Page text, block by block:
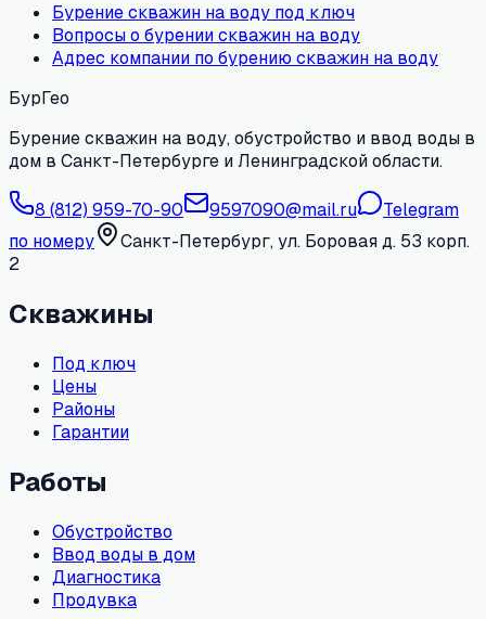
Бурение скважин на воду под ключ
Вопросы о бурении скважин на воду
Адрес компании по бурению скважин на воду
БурГео
Бурение скважин на воду, обустройство и ввод воды в
дом в Санкт-Петербурге и Ленинградской области.
8 (812) 959-70-90 9597090@mail.ru
Telegram
по номеру
Санкт-Петербург, ул. Боровая д. 53 корп.
2
Скважины
Под ключ
Цены
Районы
Гарантии
Работы
Обустройство
Ввод воды в дом
Диагностика
Продувка